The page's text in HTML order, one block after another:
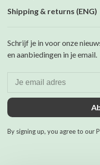
Shipping & returns (ENG)
Schrijf je in voor onze
en aanbiedingen in je email.
By signing up, you agree to our